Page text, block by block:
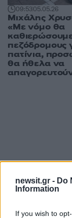
newsit.gr - Do
Information
If you wish to
09:5305.05.26
Μιχάλης
«Με νόμο θα
πεζόδρομους
πατίνια,
θα ήθελα να